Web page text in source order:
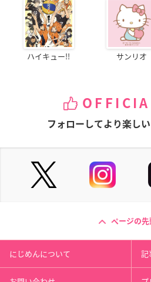
ハイキュー!! サンリオ
フォローしてより楽し
ページの先
にじめんについて 記